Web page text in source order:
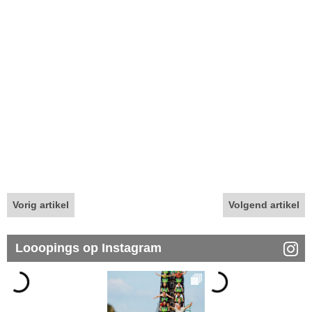
Vorig artikel Volgend artikel
Looopings op Instagram